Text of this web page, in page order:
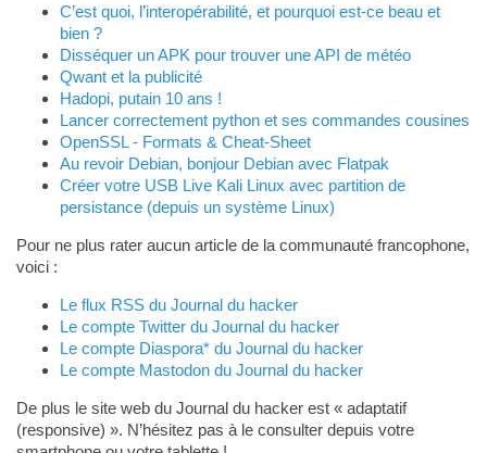
C’est quoi, l’interopérabilité, et pourquoi est-ce beau et
bien ?
Disséquer un APK pour trouver une API de météo
Qwant et la publicité
Hadopi, putain 10 ans !
Lancer correctement python et ses commandes cousines
OpenSSL - Formats & Cheat-Sheet
Au revoir Debian, bonjour Debian avec Flatpak
Créer votre USB Live Kali Linux avec partition de
persistance (depuis un système Linux)
Pour ne plus rater aucun article de la communauté francophone,
voici :
Le flux RSS du Journal du hacker
Le compte Twitter du Journal du hacker
Le compte Diaspora* du Journal du hacker
Le compte Mastodon du Journal du hacker
De plus le site web du Journal du hacker est « adaptatif
(responsive) ». N’hésitez pas à le consulter depuis votre